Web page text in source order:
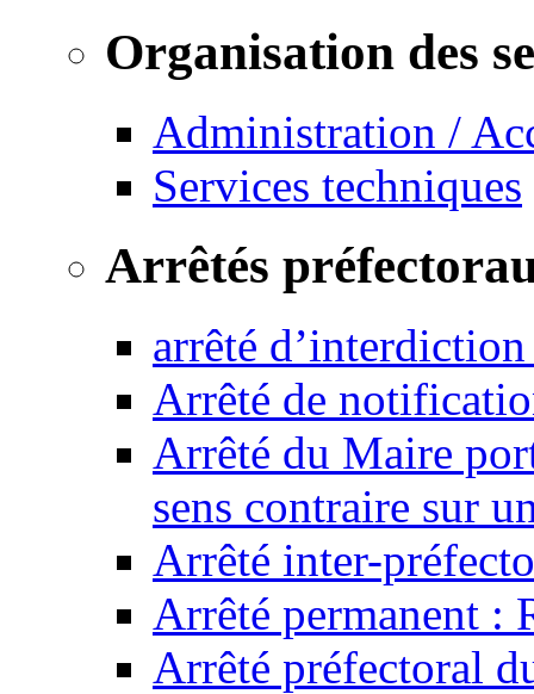
Organisation des
Administration /
Services techniques
Arrêtés
arrêté
Arrêté de
Arrêté du Maire
sens contraire sur
Arrêté inter-
Arrêté permanent :
Arrêté préfectoral